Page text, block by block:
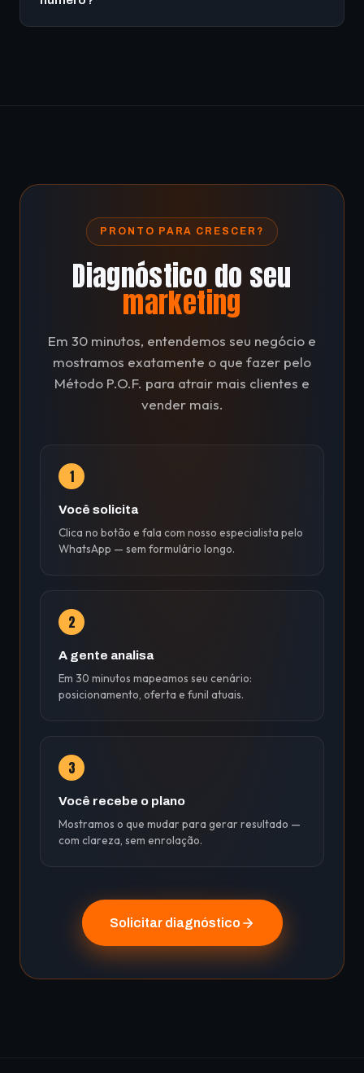
PRONTO PARA CRESCER?
Diagnóstico do seu
marketing
Em 30 minutos, entendemos seu negócio e
mostramos exatamente o que fazer pelo
Método P.O.F. para atrair mais clientes e
vender mais.
1
Você solicita
Clica no botão e fala com nosso especialista pelo
WhatsApp — sem formulário longo.
2
A gente analisa
Em 30 minutos mapeamos seu cenário:
posicionamento, oferta e funil atuais.
3
Você recebe o plano
Mostramos o que mudar para gerar resultado —
com clareza, sem enrolação.
Solicitar diagnóstico